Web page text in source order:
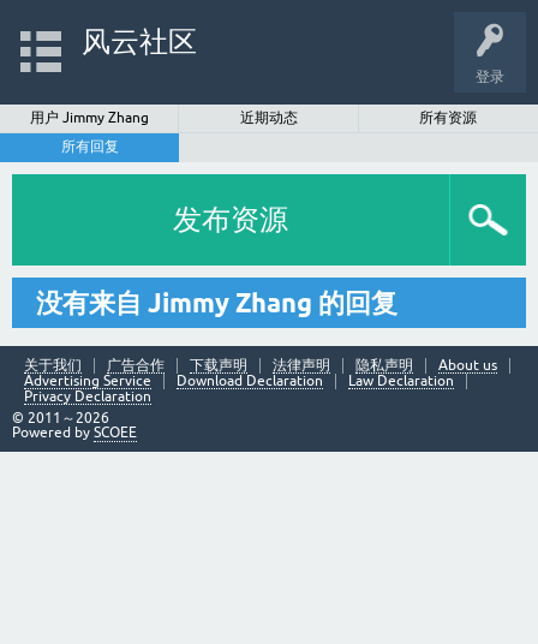
登录
风云社区
用户 Jimmy Zhang 近期动态
所有资源
所有回复
发布资源
没有来自 Jimmy Zhang 的回复
关于我们 广告合作 下载声明 法律声明 隐私声明
About us
Advertising Service
Download Declaration
Law Declaration
Privacy Declaration
© 2011～2026
Powered by SCOEE